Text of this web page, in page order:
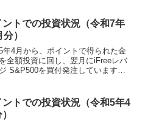
バレッジ S&P500（投資信託サイ
ントでの投資状況（令和7年
）
年4月から、ポイントで得られた金
全額投資に回し、翌月にiFreeレバ
S&P500を買付発注しています。
ト楽天ポイント、ポイントサイ
ントでの投資状況（令和5年4